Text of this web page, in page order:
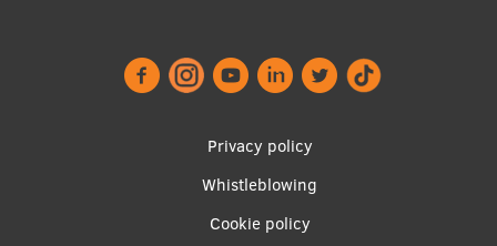
Privacy policy
Whistleblowing
Cookie policy